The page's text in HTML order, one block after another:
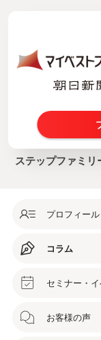
ステップファミ
プロフィール
コラム
セミナー・
お客様の声